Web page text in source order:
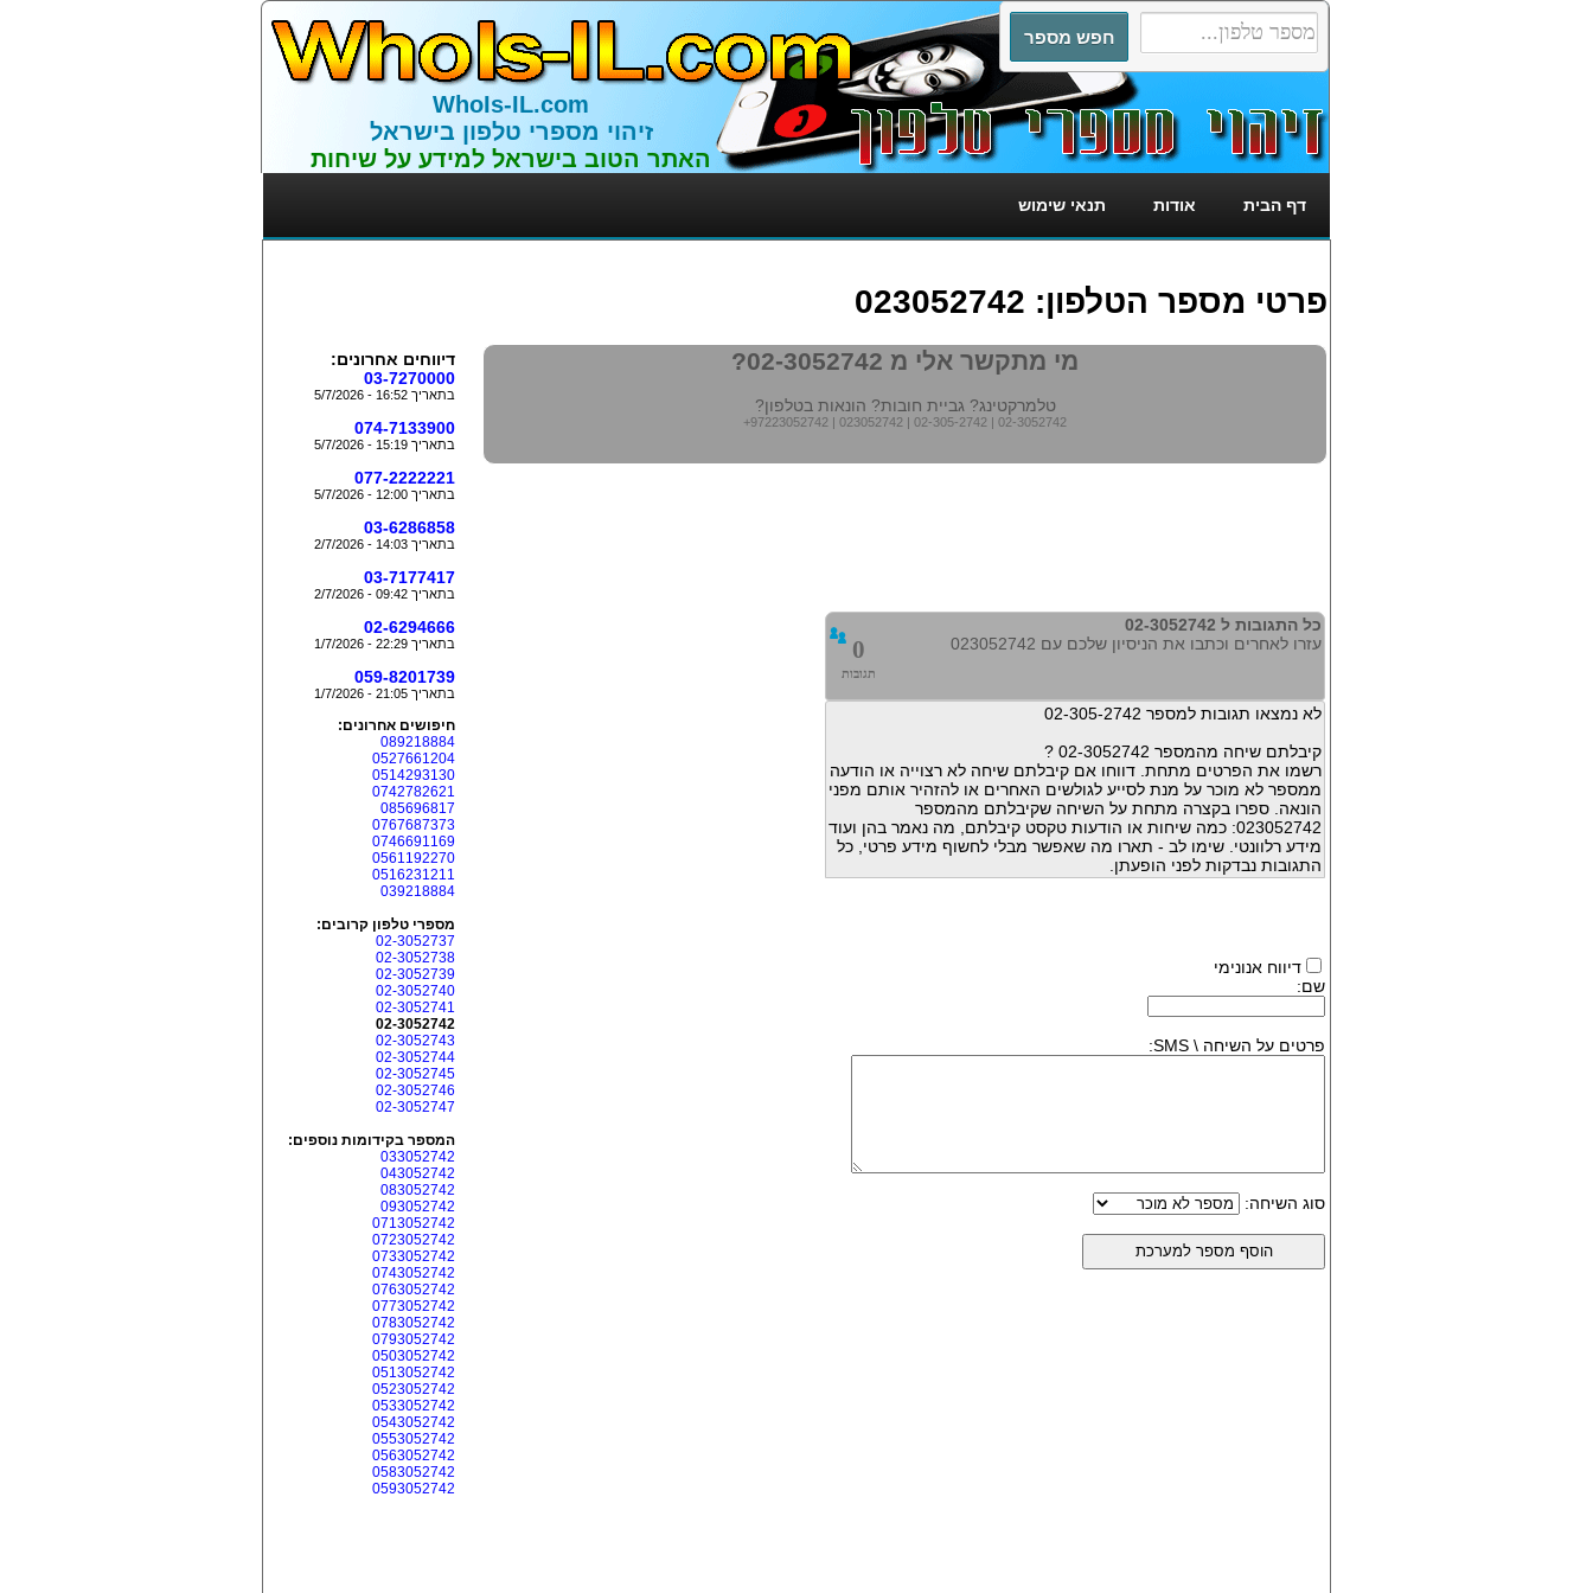
WhoIs-IL.com
זיהוי מספרי טלפון בישראל
האתר הטוב בישראל למידע על שיחות
דף הבית אודות תנאי שימוש
פרטי מספר הטלפון: 023052742
מי מתקשר אלי מ 02-3052742?
טלמרקטינג? גביית חובות? הונאות בטלפון?
+97223052742 | 023052742 | 02-305-2742 | 02-3052742
0
תגובות
כל התגובות ל 02-3052742
עזרו לאחרים וכתבו את הניסיון שלכם עם 023052742
לא נמצאו תגובות למספר 02-305-2742
קיבלתם שיחה מהמספר 02-3052742 ?
רשמו את הפרטים מתחת. דווחו אם קיבלתם שיחה לא רצוייה או הודעה
ממספר לא מוכר על מנת לסייע לגולשים האחרים או להזהיר אותם מפני
הונאה. ספרו בקצרה מתחת על השיחה שקיבלתם מהמספר
023052742: כמה שיחות או הודעות טקסט קיבלתם, מה נאמר בהן ועוד
מידע רלוונטי. שימו לב - תארו מה שאפשר מבלי לחשוף מידע פרטי, כל
התגובות נבדקות לפני הופעתן.
דיווח אנונימי
שם:
פרטים על השיחה \ SMS:
סוג השיחה:
דיווחים אחרונים:
03-7270000
בתאריך 16:52 - 5/7/2026
074-7133900
בתאריך 15:19 - 5/7/2026
077-2222221
בתאריך 12:00 - 5/7/2026
03-6286858
בתאריך 14:03 - 2/7/2026
03-7177417
בתאריך 09:42 - 2/7/2026
02-6294666
בתאריך 22:29 - 1/7/2026
059-8201739
בתאריך 21:05 - 1/7/2026
חיפושים אחרונים:
089218884
0527661204
0514293130
0742782621
085696817
0767687373
0746691169
0561192270
0516231211
039218884
מספרי טלפון קרובים:
02-3052737
02-3052738
02-3052739
02-3052740
02-3052741
02-3052742
02-3052743
02-3052744
02-3052745
02-3052746
02-3052747
המספר בקידומות נוספים:
033052742
043052742
083052742
093052742
0713052742
0723052742
0733052742
0743052742
0763052742
0773052742
0783052742
0793052742
0503052742
0513052742
0523052742
0533052742
0543052742
0553052742
0563052742
0583052742
0593052742